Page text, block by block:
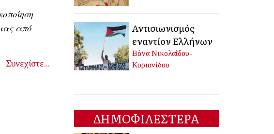
από
Συνεχίστε...
Αντισιωνισμός
εναντίον Ελλήνων
Βάνα Νικολαΐδου-
Κυριανίδου
ΔΗΜΟΦΙΛΕΣΤΕΡΑ